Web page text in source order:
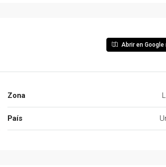
Abrir en Google
Zona
País